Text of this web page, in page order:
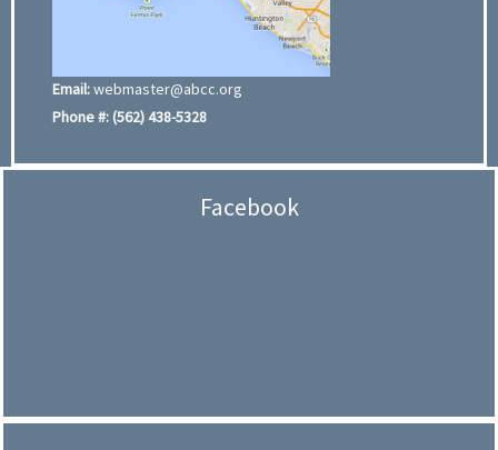
Email:webmaster@abcc.org
Phone #:(562) 438-5328
Facebook